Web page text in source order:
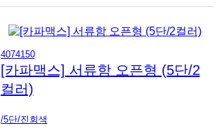
4074150
[카파맥스] 서류함 오픈형 (5단/2
컬러)
/5단/진회색